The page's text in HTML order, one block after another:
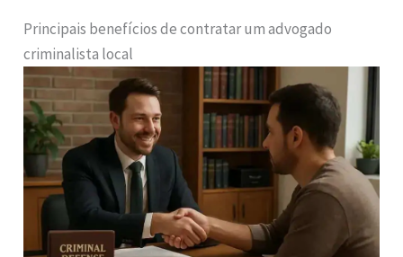
Principais benefícios de contratar um advogado
criminalista local